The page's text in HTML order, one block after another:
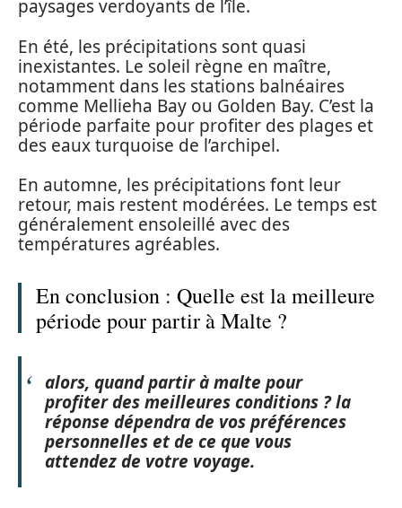
paysages verdoyants de l’île.
En été, les précipitations sont quasi
inexistantes. Le soleil règne en maître,
notamment dans les stations balnéaires
comme Mellieha Bay ou Golden Bay. C’est la
période parfaite pour profiter des plages et
des eaux turquoise de l’archipel.
En automne, les précipitations font leur
retour, mais restent modérées. Le temps est
généralement ensoleillé avec des
températures agréables.
En conclusion : Quelle est la meilleure
période pour partir à Malte ?
alors, quand partir à malte pour
profiter des meilleures conditions ? la
réponse dépendra de vos préférences
personnelles et de ce que vous
attendez de votre voyage.